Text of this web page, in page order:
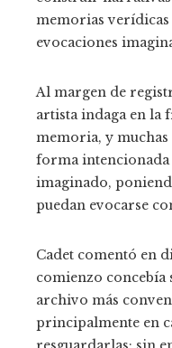
memorias verídicas
evocaciones
Al margen de
artista indaga en la
memoria, y muchas
forma
imaginado,
puedan evocarse
Cadet comentó en
comienzo concebía
archivo más
principalmente en